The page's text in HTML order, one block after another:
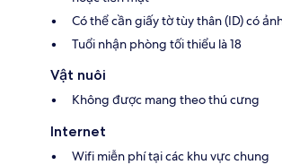
Có thể cần giấy tờ tùy thân (ID) có
Tuổi nhận phòng tối thiểu là 18
Vật nuôi
Không được mang theo thú cưng
Internet
Wifi miễn phí tại các khu vực chung